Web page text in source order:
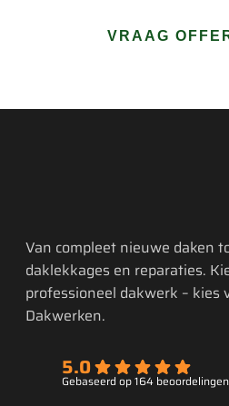
VRAAG
Van compleet nieuwe daken
daklekkages en reparaties.
professioneel dakwerk – kies
Dakwerken.
5.0
Gebaseerd op 164 beoordelingen